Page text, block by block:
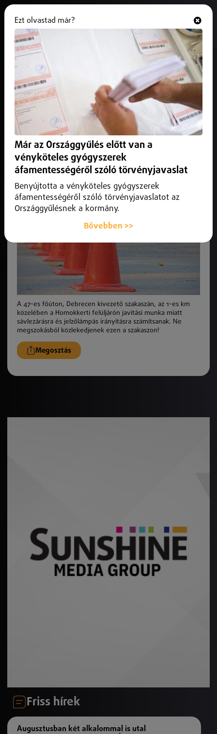
A Homokkerti felüljárón javítási
munka miatt sávlezárásra és
jelzőlámpás irányításra
számítsanak.
2025. július 29.
A Homokkerti felüljárón javítási munka miatt sávlezárásra
és jelzőlámpás irányításra számítsanak.
A 47-es főúton, Debrecen kivezető szakaszán, az 1-es km
közelében a Homokkerti felüljárón javítási munka miatt
sávlezárásra és jelzőlámpás irányításra számítsanak. Ne
megszokásból közlekedjenek ezen a szakaszon!
Megosztás
Friss hírek
Augusztusban két alkalommal is utal
Ezt olvastad már?
Már az Országgyűlés előtt van a
vényköteles gyógyszerek
áfamentességéről szóló törvényjavaslat
Benyújtotta a vényköteles gyógyszerek
áfamentességéről szóló törvényjavaslatot az
Országgyűlésnek a kormány.
Bővebben >>